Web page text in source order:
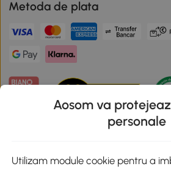
Metoda de plata
Descarca aplicatia Aosom
Aosom va
personale
Utilizam module cookie pentru a